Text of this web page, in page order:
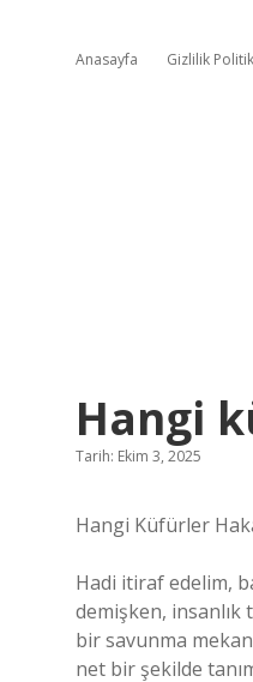
Anasayfa Gizlilik
Hangi
Tarih: Ekim 3, 2025
Hangi Küfürler
Hadi itiraf edelim,
demişken,
bir savunma
net bir şekilde